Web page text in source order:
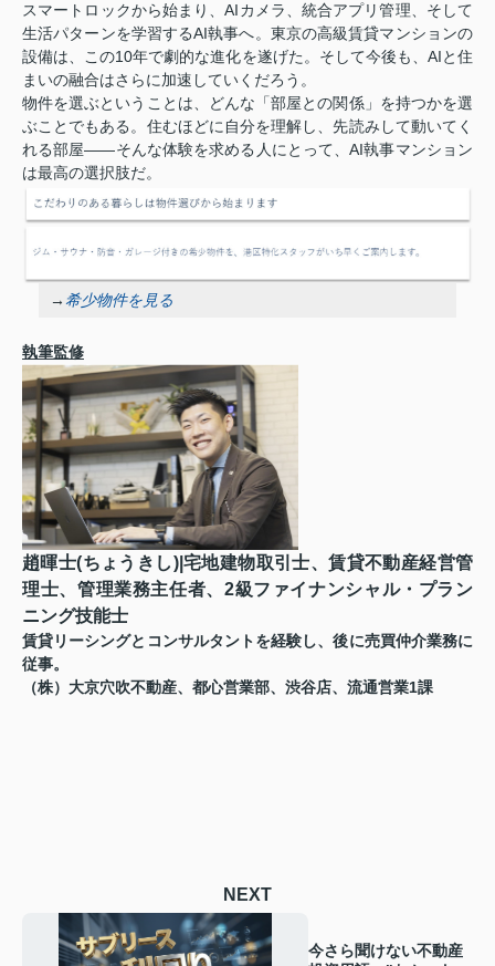
スマートロックから始まり、AIカメラ、統合アプリ管理、そして
生活パターンを学習するAI執事へ。東京の高級賃貸マンションの
設備は、この10年で劇的な進化を遂げた。そして今後も、AIと住
まいの融合はさらに加速していくだろう。
物件を選ぶということは、どんな「部屋との関係」を持つかを選
ぶことでもある。住むほどに自分を理解し、先読みして動いてく
れる部屋——そんな体験を求める人にとって、AI執事マンション
は最高の選択肢だ。
→希少物件を見る
執筆監修
趙暉士(ちょうきし)|宅地建物取引士、賃貸不動産経営管
理士、管理業務主任者、2級ファイナンシャル・プラン
ニング技能士
賃貸リーシングとコンサルタントを経験し、後に売買仲介業務に
従事。
（株）大京穴吹不動産、都心営業部、渋谷店、流通営業1課
NEXT
今さら聞けない不動産